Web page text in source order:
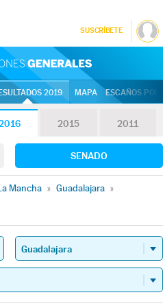
SUSCRÍBETE
2019 MAPA ESCAÑOS
2015 2011
SENADO
Mancha » Guadalajara »